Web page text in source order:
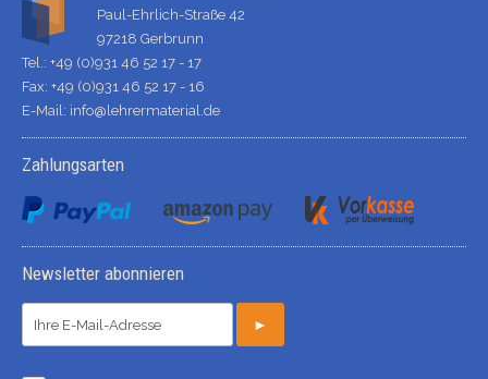
Paul-Ehrlich-Straße 42
97218 Gerbrunn
Tel.: +49 (0)931 46 52 17 - 17
Fax: +49 (0)931 46 52 17 - 16
E-Mail: info@lehrermaterial.de
Zahlungsarten
Newsletter abonnieren
►